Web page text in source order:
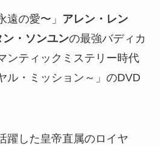
遠の愛〜」 アレン・レン
ン・ソンユンの最強バディカ
ンティックミステリー時代
ル・ミッション～」のDVD
躍した皇帝直属のロイヤ